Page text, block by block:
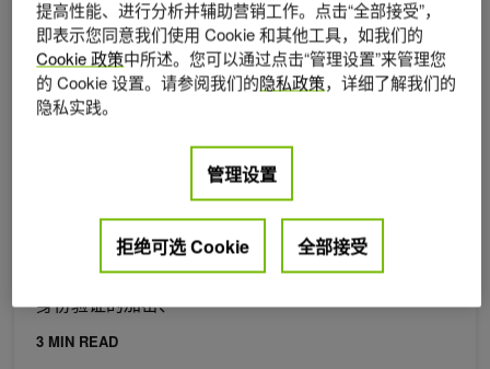
在 NVIDIA CUDA 13.3 中使用无带乘法构建更快的加
15 年多来，x86 CPU 一直附带用于无携带乘法的专用
硬件指令。它是一个小但却很棘手的基元，位于经过
身份验证的加密、
3 MIN READ
提高性能、进行分析并辅助营销工作。点击“全部接受”，
即表示您同意我们使用 Cookie 和其他工具，如我们的
Cookie 政策中所述。您可以通过点击“管理设置”来管理您
的 Cookie 设置。请参阅我们的隐私政策，详细了解我们的
隐私实践。
管理设置
拒绝可选 Cookie 全部接受